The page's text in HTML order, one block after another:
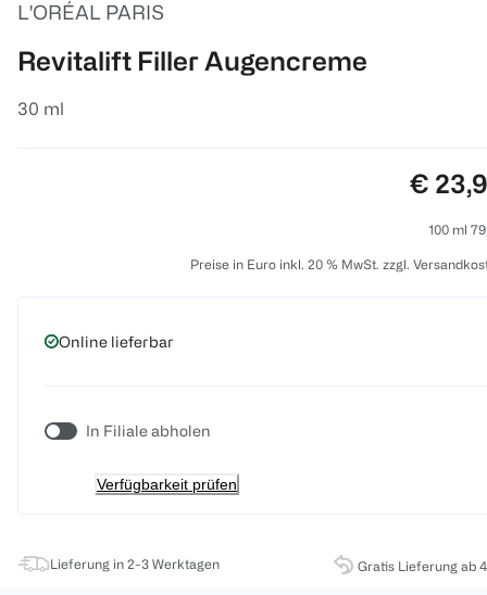
L'ORÉAL PARIS
Revitalift Filler Augencreme
30 ml
Preis:
€
100 ml
Preise in Euro inkl. 20 % MwSt. zzgl.
Online lieferbar
In Filiale abholen
Verfügbarkeit prüfen
Lieferung in 2-3 Werktagen Gratis Lieferung ab